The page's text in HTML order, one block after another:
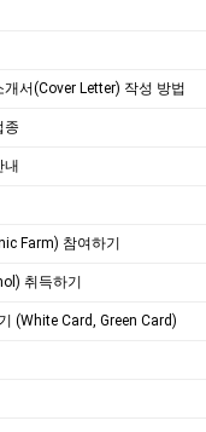
서(Cover Letter) 작성 방법
종
내
Farm) 참여하기
취득하기
(White Card, Green Card)